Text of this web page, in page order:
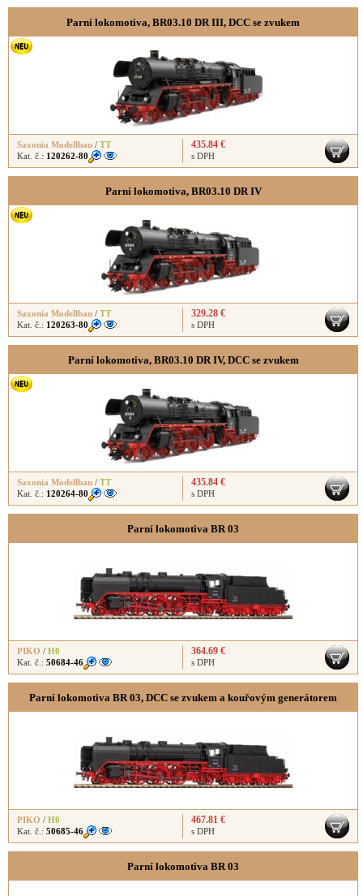
Parní lokomotiva, BR03.10 DR III, DCC se zvukem
Saxonia Modellbau / TT
Kat. č.: 120262-80
435.84 €
s DPH
Parní lokomotiva, BR03.10 DR IV
Saxonia Modellbau / TT
Kat. č.: 120263-80
329.28 €
s DPH
Parní lokomotiva, BR03.10 DR IV, DCC se zvukem
Saxonia Modellbau / TT
Kat. č.: 120264-80
435.84 €
s DPH
Parní lokomotiva BR 03
PIKO / H0
Kat. č.: 50684-46
364.69 €
s DPH
Parní lokomotiva BR 03, DCC se zvukem a kouřovým generátorem
PIKO / H0
Kat. č.: 50685-46
467.81 €
s DPH
Parní lokomotiva BR 03